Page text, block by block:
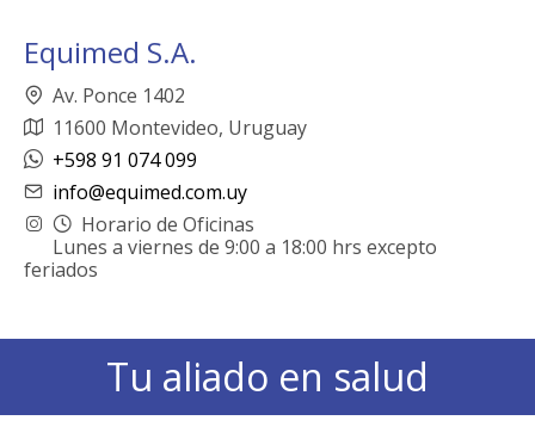
Equimed S.A.
Av. Ponce 1402
11600 Montevideo, Uruguay
+598 91 074 099
info@equimed.com.uy
Horario de Oficinas
Lunes a viernes de 9:00 a 18:00 hrs excepto
feriados
Tu aliado en salud